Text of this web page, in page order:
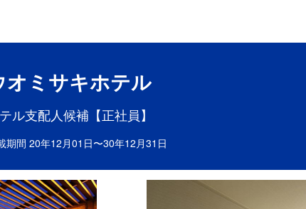
オミサキホテル
ル支配人候補【正社員】
期間 20年12月01日〜30年12月31日